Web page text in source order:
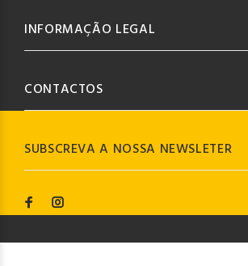
SUBSCREVA A NOSSA NEWSLETER
INFORMAÇÃO LEGAL
CONTACTOS